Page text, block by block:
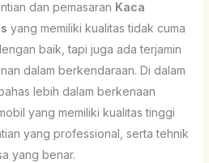
dan pemasaran Kaca
yang memiliki kualitas tidak cuma
baik, tapi juga ada terjamin
dalam berkendaraan. Di dalam
lebih dalam berkenaan
yang memiliki kualitas tinggi
yang professional, serta tehnik
yang benar.